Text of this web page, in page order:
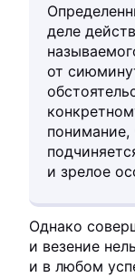
деле
от
понимание,
и зрелое
Однако
и везение
и в любом